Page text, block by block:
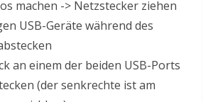
machen -> Netzstecker ziehen
USB-Geräte während des
an einem der beiden USB-Ports
(der senkrechte ist am